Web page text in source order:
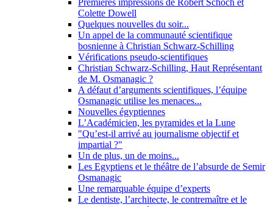
Colette Dowell
Quelques nouvelles du soir...
Un appel de la communauté scientifique
bosnienne à Christian Schwarz-Schilling
Vérifications pseudo-scientifiques
Christian Schwarz-Schilling, Haut Représentant
de M. Osmanagic ?
A défaut d’arguments scientifiques, l’équipe
Osmanagic utilise les menaces...
Nouvelles égyptiennes
L’Académicien, les pyramides et la Lune
"Qu’est-il arrivé au journalisme objectif et
impartial ?"
Un de plus, un de moins...
Les Egyptiens et le théâtre de l’absurde de Semir
Osmanagic
Une remarquable équipe d’experts
Le dentiste, l’architecte, le contremaître et le